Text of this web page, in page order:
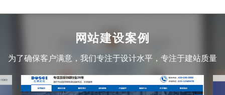
网站建设案例
为了确保客户满意，我们专注于设计水平，专注于建站质量